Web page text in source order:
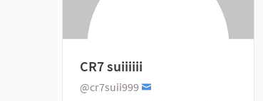
CR7 suiiiiii
@cr7suii999